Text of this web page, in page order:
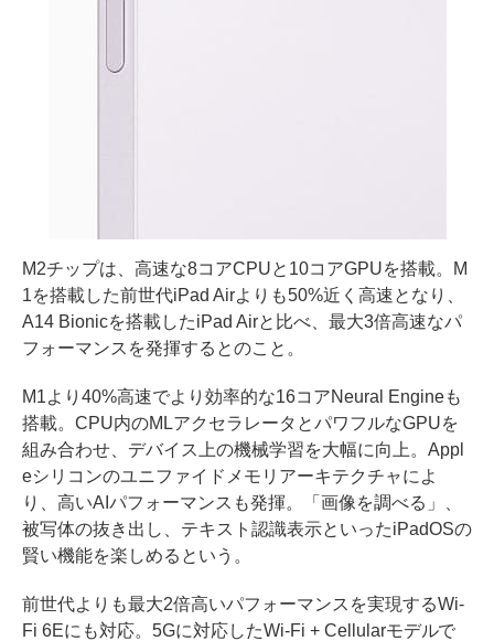
M2チップは、高速な8コアCPUと10コアGPUを搭載。M
1を搭載した前世代iPad Airよりも50%近く高速となり、
A14 Bionicを搭載したiPad Airと比べ、最大3倍高速なパ
フォーマンスを発揮するとのこと。
M1より40%高速でより効率的な16コアNeural Engineも
搭載。CPU内のMLアクセラレータとパワフルなGPUを
組み合わせ、デバイス上の機械学習を大幅に向上。Appl
eシリコンのユニファイドメモリアーキテクチャによ
り、高いAIパフォーマンスも発揮。「画像を調べる」、
被写体の抜き出し、テキスト認識表示といったiPadOSの
賢い機能を楽しめるという。
前世代よりも最大2倍高いパフォーマンスを実現するWi-
Fi 6Eにも対応。5Gに対応したWi-Fi + Cellularモデルで